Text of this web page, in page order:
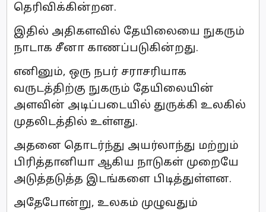
தெரிவிக்கின்றன.
இதில் அதிகளவில் தேயிலையை நுகரும்
நாடாக சீனா காணப்படுகின்றது.
எனினும், ஒரு நபர் சராசரியாக
வருடத்திற்கு நுகரும் தேயிலையின்
அளவின் அடிப்படையில் துருக்கி உலகில்
முதலிடத்தில் உள்ளது.
அதனை தொடர்ந்து அயர்லாந்து மற்றும்
பிரித்தானியா ஆகிய நாடுகள் முறையே
அடுத்தடுத்த இடங்களை பிடித்துள்ளன.
அதேபோன்று, உலகம் முழுவதும்